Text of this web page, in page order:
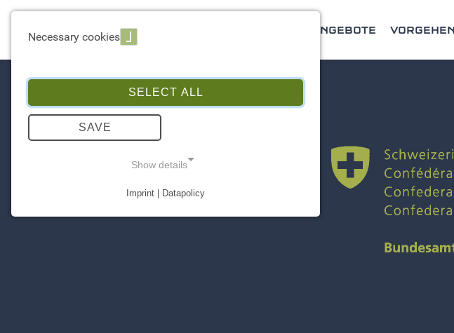
ANGEBOTE VORGEHEN
Necessary cookies
SELECT ALL
SAVE
Show details
Imprint | Datapolicy